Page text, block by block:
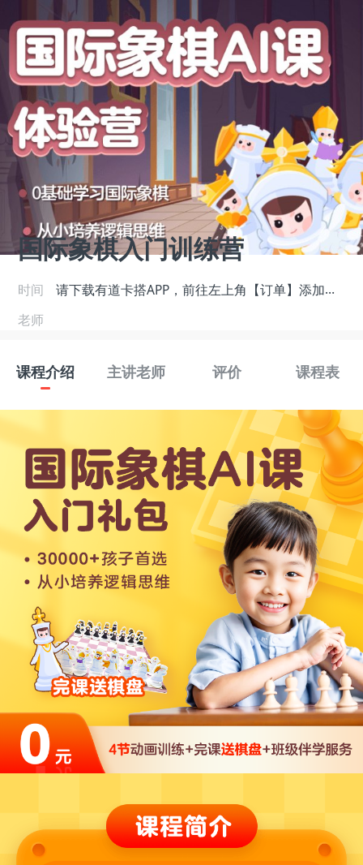
国际象棋入门训练营
时间
请下载有道卡搭APP，前往左上角【订单】添加老师学习
老师
课程介绍 主讲老师 评价 课程表